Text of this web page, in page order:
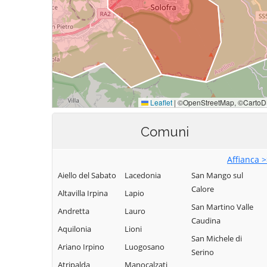
Comuni
Affianca
Aiello del Sabato
Altavilla Irpina
Andretta
Aquilonia
Ariano Irpino
Atripalda
Lacedonia
Lapio
Lauro
Lioni
Luogosano
Manocalzati
San Mango sul
Calore
San Martino Valle
Caudina
San Michele di
Serino